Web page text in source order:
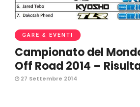
GARE & EVENTI
Campionato del
Off Road 2014 –
27 Settembre 2014